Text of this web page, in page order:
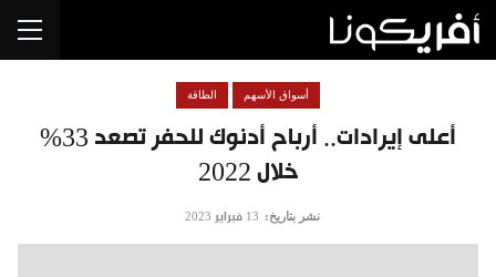
أعلى إيرادات.. أرباح أدنوك للحفر تصعد 33%
خلال 2022
أسواق الأسهم الطاقة
نشر بتاريخ: 13 فبراير 2023